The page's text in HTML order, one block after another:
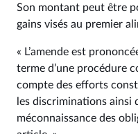
Son montant peut être
gains visés au premier
« L’amende est
terme d’une procédure
compte des efforts
les discriminations ainsi
méconnaissance des